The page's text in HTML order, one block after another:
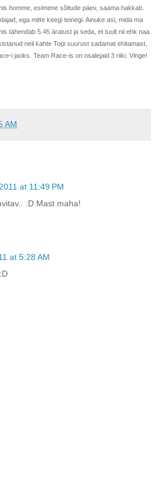
homme, esimene sõitude päev, saama hakkab.
ega mitte keegi teinegi. Ainuke asi, mida ma
tähendab 5.45 äratust ja seda, et tuult nii ehk naa
neil kahte Topi suurust sadamat ehitamast,
i jaoks. Team Race-is on osalejaid 3 riiki. Vinge!
AM
at 11:49 PM
:D Mast maha!
at 5:28 AM